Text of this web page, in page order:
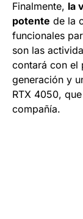
Finalmente, la
potente de la
funcionales
son las
contará con el
generación y
RTX 4050,
compañía.